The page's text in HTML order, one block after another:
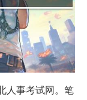
人事考试网。笔